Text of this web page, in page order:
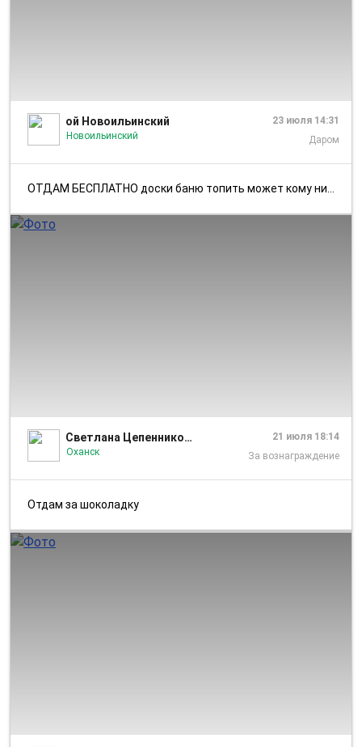
ой Новоильинский
Новоильинский
23 июля 14:31
Даром
ОТДАМ БЕСПЛАТНО доски баню топить может кому нибудь нужны. Самовывоз.
Светлана Цепенникова
Оханск
21 июля 18:14
За вознаграждение
Отдам за шоколадку